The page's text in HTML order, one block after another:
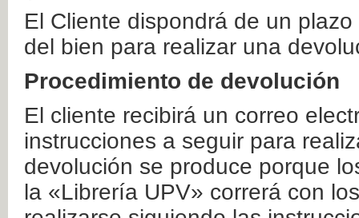
El Cliente dispondrá de un
del bien para realizar una
Procedimiento de devolución
El cliente recibirá un correo
instrucciones a seguir para
devolución se produce porque
la «Librería UPV» correrá con